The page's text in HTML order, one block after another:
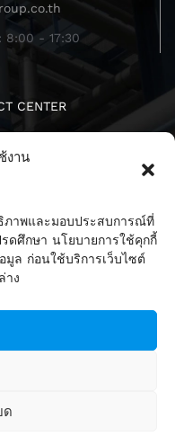
งาน
ภาพและมอบประสบการณ์ที่
ดศึกษา นโยบายการใช้คุกกี้
ล ก่อนใช้บริการเว็บไซต์
าง
ด
8:00 - 17:30
CENTER